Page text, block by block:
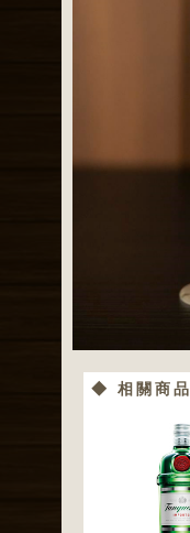
◆ 相關商品